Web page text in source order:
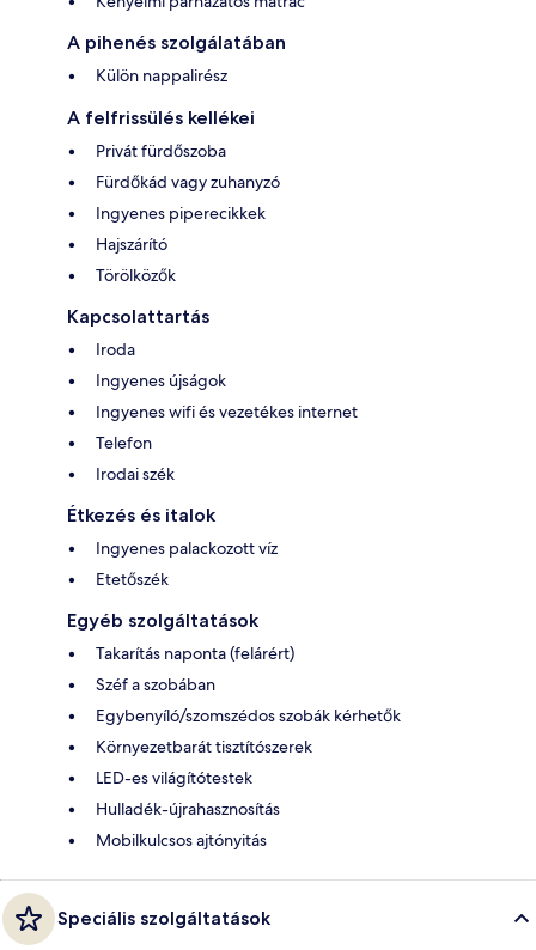
A pihenés szolgálatában
Külön nappalirész
A felfrissülés kellékei
Privát fürdőszoba
Fürdőkád vagy zuhanyzó
Ingyenes piperecikkek
Hajszárító
Törölközők
Kapcsolattartás
Iroda
Ingyenes újságok
Ingyenes wifi és vezetékes internet
Telefon
Irodai szék
Étkezés és italok
Ingyenes palackozott víz
Etetőszék
Egyéb szolgáltatások
Takarítás naponta (felárért)
Széf a szobában
Egybenyíló/szomszédos szobák kérhetők
Környezetbarát tisztítószerek
LED-es világítótestek
Hulladék-újrahasznosítás
Mobilkulcsos ajtónyitás
Speciális szolgáltatások